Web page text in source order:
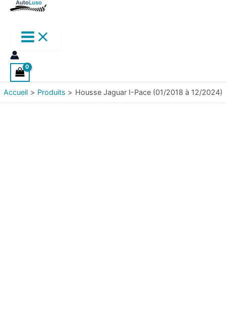
Accueil Produits Housse Jaguar I-Pace (01/2018 à 12/2024)